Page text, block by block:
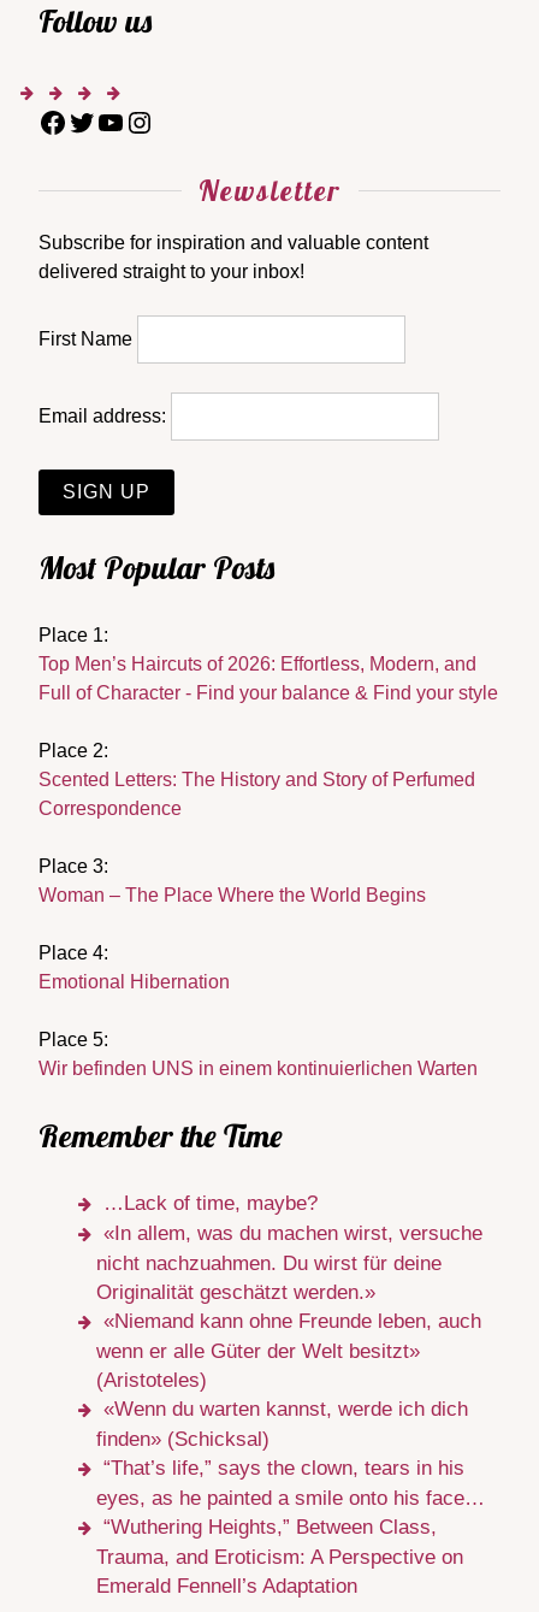
Follow us
Newsletter
Subscribe for inspiration and valuable content
delivered straight to your inbox!
First Name
Email address:
Most Popular Posts
Place 1:
Top Men’s Haircuts of 2026: Effortless, Modern, and
Full of Character - Find your balance & Find your style
Place 2:
Scented Letters: The History and Story of Perfumed
Correspondence
Place 3:
Woman – The Place Where the World Begins
Place 4:
Emotional Hibernation
Place 5:
Wir befinden UNS in einem kontinuierlichen Warten
Remember the Time
…Lack of time, maybe?
«In allem, was du machen wirst, versuche
nicht nachzuahmen. Du wirst für deine
Originalität geschätzt werden.»
«Niemand kann ohne Freunde leben, auch
wenn er alle Güter der Welt besitzt»
(Aristoteles)
«Wenn du warten kannst, werde ich dich
finden» (Schicksal)
“That’s life,” says the clown, tears in his
eyes, as he painted a smile onto his face…
“Wuthering Heights,” Between Class,
Trauma, and Eroticism: A Perspective on
Emerald Fennell’s Adaptation